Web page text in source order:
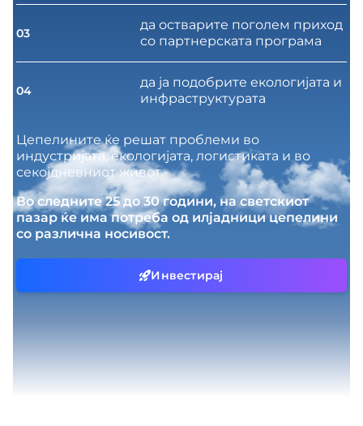
03
да остварите поголем приход
со партнерската програма
04
да ја подобрите екологијата и
инфраструктурата
Цепелините ќе решат проблеми во
индустријата, екологијата, логистиката и во
секојдневниот живот.
Во следните 25 до 30 години, на светскиот
пазар ќе има потреба од илјадници цепелини
со различна носивост.
Инвестирај